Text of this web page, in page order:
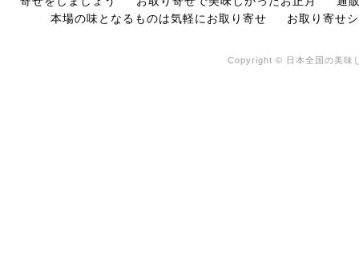
本場の味となるものは気軽にお取り寄せ
お取り寄せ
Copyright © 日本全国の美味